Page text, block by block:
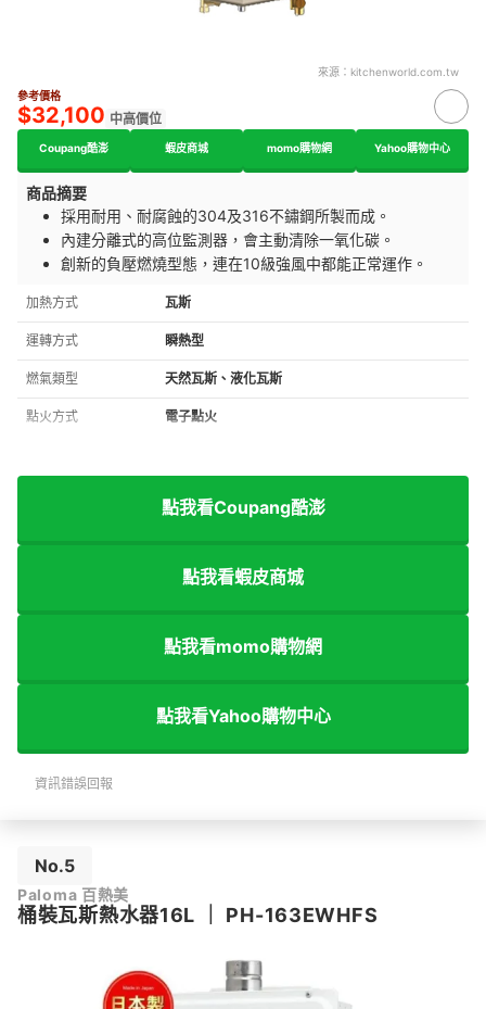
來源： kitchenworld.com.tw
參考價格
$32,100 中高價位
Coupang酷澎 蝦皮商城 momo購物網 Yahoo購物中心
商品摘要
採用耐用、耐腐蝕的304及316不鏽鋼所製而成。
內建分離式的高位監測器，會主動清除一氧化碳。
創新的負壓燃燒型態，連在10級強風中都能正常運作。
加熱方式 瓦斯
運轉方式 瞬熱型
燃氣類型 天然瓦斯、液化瓦斯
點火方式 電子點火
點我看Coupang酷澎
點我看蝦皮商城
點我看momo購物網
點我看Yahoo購物中心
資訊錯誤回報
No.5
Paloma 百熱美
桶裝瓦斯熱水器16L PH-163EWHFS